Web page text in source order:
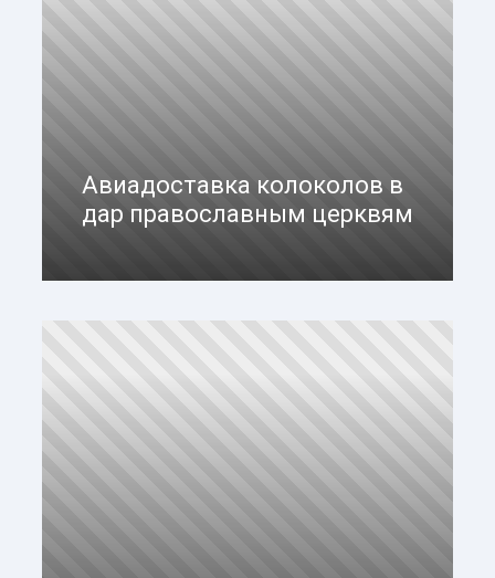
Авиадоставка колоколов в
дар православным церквям